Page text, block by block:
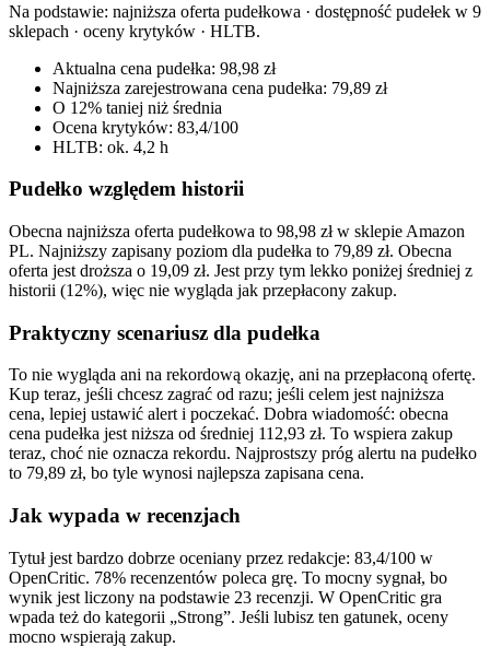
Na podstawie: najniższa oferta pudełkowa · dostępność pudełek w 9
sklepach · oceny krytyków · HLTB.
Aktualna cena pudełka: 98,98 zł
Najniższa zarejestrowana cena pudełka: 79,89 zł
O 12% taniej niż średnia
Ocena krytyków: 83,4/100
HLTB: ok. 4,2 h
Pudełko względem historii
Obecna najniższa oferta pudełkowa to 98,98 zł w sklepie Amazon
PL. Najniższy zapisany poziom dla pudełka to 79,89 zł. Obecna
oferta jest droższa o 19,09 zł. Jest przy tym lekko poniżej średniej z
historii (12%), więc nie wygląda jak przepłacony zakup.
Praktyczny scenariusz dla pudełka
To nie wygląda ani na rekordową okazję, ani na przepłaconą ofertę.
Kup teraz, jeśli chcesz zagrać od razu; jeśli celem jest najniższa
cena, lepiej ustawić alert i poczekać. Dobra wiadomość: obecna
cena pudełka jest niższa od średniej 112,93 zł. To wspiera zakup
teraz, choć nie oznacza rekordu. Najprostszy próg alertu na pudełko
to 79,89 zł, bo tyle wynosi najlepsza zapisana cena.
Jak wypada w recenzjach
Tytuł jest bardzo dobrze oceniany przez redakcje: 83,4/100 w
OpenCritic. 78% recenzentów poleca grę. To mocny sygnał, bo
wynik jest liczony na podstawie 23 recenzji. W OpenCritic gra
wpada też do kategorii „Strong”. Jeśli lubisz ten gatunek, oceny
mocno wspierają zakup.